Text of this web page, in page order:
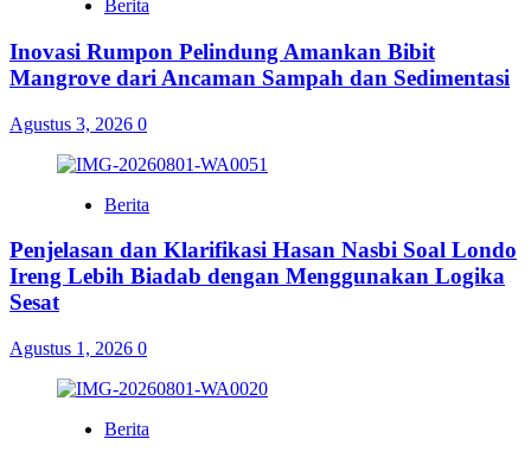
Berita
Inovasi Rumpon Pelindung Amankan Bibit
Mangrove dari Ancaman Sampah dan Sedimentasi
Agustus 3, 2026 0
Berita
Penjelasan dan Klarifikasi Hasan Nasbi Soal Londo
Ireng Lebih Biadab dengan Menggunakan Logika
Sesat
Agustus 1, 2026 0
Berita